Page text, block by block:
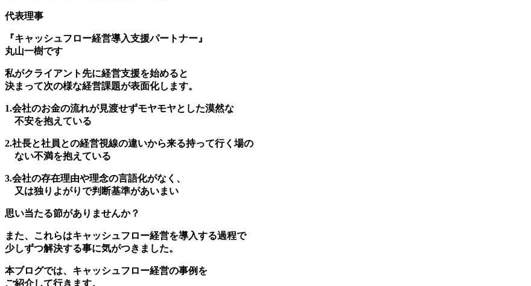
代表理事
『キャッシュフロー経営導入支援パートナー』
丸山一樹です
私がクライアント先に経営支援を始めると
決まって次の様な経営課題が表面化します。
1.会社のお金の流れが見渡せずモヤモヤとした漠然な
不安を抱えている
2.社長と社員との経営視線の違いから来る持って行く場の
ない不満を抱えている
3.会社の存在理由や理念の言語化がなく、
又は独りよがりで判断基準があいまい
思い当たる節がありませんか？
また、これらはキャッシュフロー経営を導入する過程で
少しずつ解決する事に気がつきました。
本ブログでは、キャッシュフロー経営の事例を
ご紹介して行きます。